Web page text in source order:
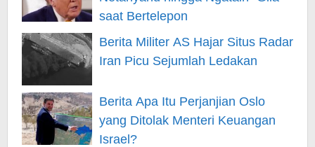
saat Bertelepon
Berita Militer AS Hajar Situs Radar
Iran Picu Sejumlah Ledakan
Berita Apa Itu Perjanjian Oslo
yang Ditolak Menteri Keuangan
Israel?